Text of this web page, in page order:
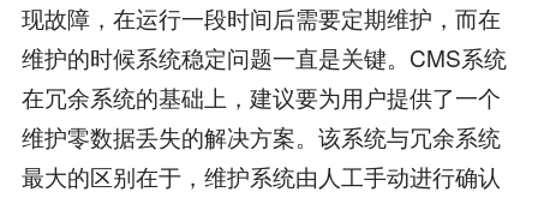
现故障，在运行一段时间后需要定期维护，而在
维护的时候系统稳定问题一直是关键。CMS系统
在冗余系统的基础上，建议要为用户提供了一个
维护零数据丢失的解决方案。该系统与冗余系统
最大的区别在于，维护系统由人工手动进行确认